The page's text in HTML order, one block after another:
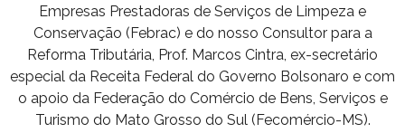
Empresas Prestadoras de Serviços de Limpeza e
Conservação (Febrac) e do nosso Consultor para a
Reforma Tributária, Prof. Marcos Cintra, ex-secretário
especial da Receita Federal do Governo Bolsonaro e com
o apoio da Federação do Comércio de Bens, Serviços e
Turismo do Mato Grosso do Sul (Fecomércio-MS).